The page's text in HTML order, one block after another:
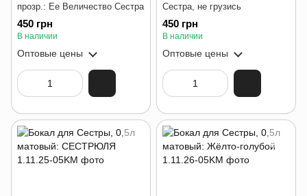
прозр.: Ее Величество Сестра
450 грн
В наличии
Оптовые цены
Сестра, не грузись
450 грн
В наличии
Оптовые цены